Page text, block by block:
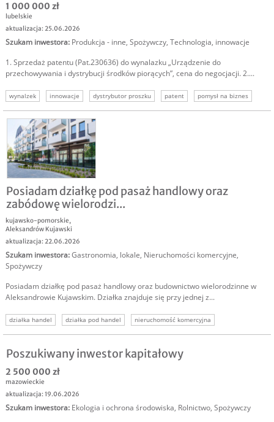
1 000 000 zł
lubelskie
aktualizacja: 25.06.2026
Szukam inwestora: Produkcja - inne, Spożywczy, Technologia, innowacje
1. Sprzedaż patentu (Pat.230636) do wynalazku „Urządzenie do
przechowywania i dystrybucji środków piorących”, cena do negocjacji. 2....
wynalzek innowacje dystrybutor proszku patent pomysł na biznes
Posiadam działkę pod pasaż handlowy oraz
zabódowę wielorodzi...
kujawsko-pomorskie,
Aleksandrów Kujawski
aktualizacja: 22.06.2026
Szukam inwestora:Gastronomia, lokale, Nieruchomości komercyjne,
Spożywczy
Posiadam działkę pod pasaż handlowy oraz budownictwo wielorodzinne w
Aleksandrowie Kujawskim. Działka znajduje się przy jednej z...
działka handel działka pod handel
nieruchomość komercyjna
nieruchomości komercyjne
Poszukiwany inwestor kapitałowy
2 500 000 zł
mazowieckie
aktualizacja: 19.06.2026
Szukam inwestora: Ekologia i ochrona środowiska, Rolnictwo, Spożywczy